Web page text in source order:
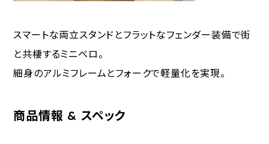
スマートな両立スタンドとフラットなフェンダー装備で街
と共棲するミニベロ。
細身のアルミフレームとフォークで軽量化を実現。
商品情報 & スペック